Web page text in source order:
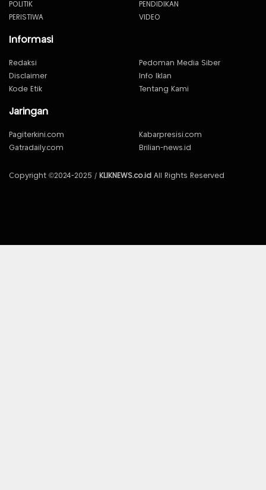
POLITIK
PENDIDIKAN
PERISTIWA
VIDEO
Informasi
Redaksi
Pedoman Media Siber
Disclaimer
Info Iklan
Kode Etik
Tentang Kami
Jaringan
Pagiterkini.com
Kabarpresisi.com
Gatradaily.com
Brilian-news.id
Copyright ©2024-2025 / KLIKNEWS.co.id All Rights Reserved